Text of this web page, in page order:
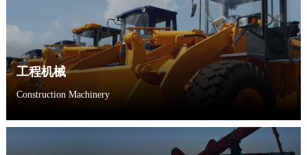
工程机械
Construction Machinery